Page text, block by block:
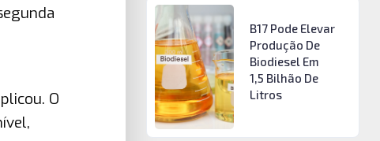
O
B17 Pode Elevar
Produção De
Biodiesel Em
1,5 Bilhão De
Litros